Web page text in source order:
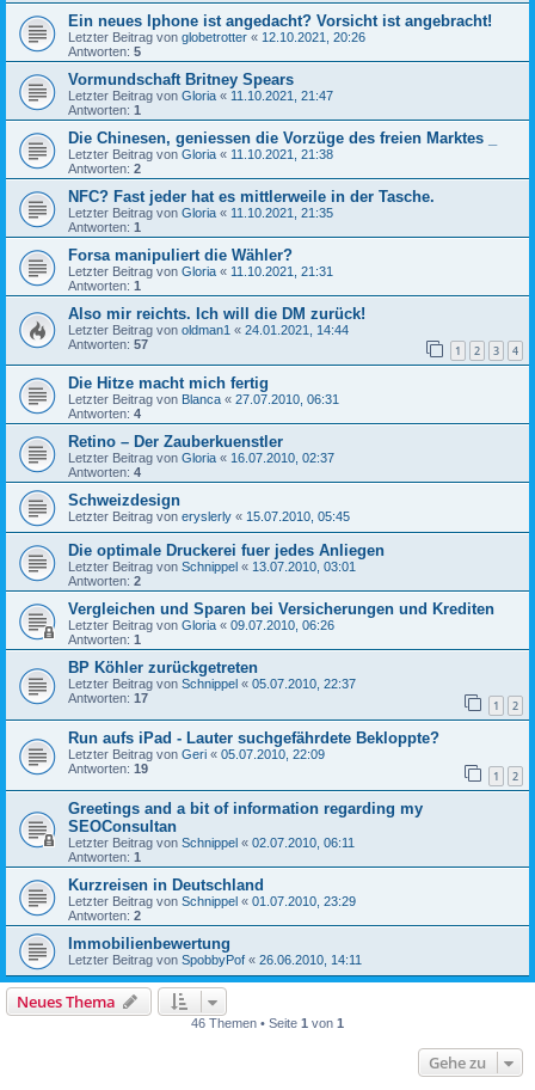
Ein neues Iphone ist angedacht? Vorsicht ist angebracht!
Letzter Beitrag von globetrotter « 12.10.2021, 20:26
Antworten: 5
Vormundschaft Britney Spears
Letzter Beitrag von Gloria « 11.10.2021, 21:47
Antworten: 1
Die Chinesen, geniessen die Vorzüge des freien Marktes _
Letzter Beitrag von Gloria « 11.10.2021, 21:38
Antworten: 2
NFC? Fast jeder hat es mittlerweile in der Tasche.
Letzter Beitrag von Gloria « 11.10.2021, 21:35
Antworten: 1
Forsa manipuliert die Wähler?
Letzter Beitrag von Gloria « 11.10.2021, 21:31
Antworten: 1
Also mir reichts. Ich will die DM zurück!
Letzter Beitrag von oldman1 « 24.01.2021, 14:44
Antworten: 57 1 2 3 4
Die Hitze macht mich fertig
Letzter Beitrag von Blanca « 27.07.2010, 06:31
Antworten: 4
Retino – Der Zauberkuenstler
Letzter Beitrag von Gloria « 16.07.2010, 02:37
Antworten: 4
Schweizdesign
Letzter Beitrag von eryslerly « 15.07.2010, 05:45
Die optimale Druckerei fuer jedes Anliegen
Letzter Beitrag von Schnippel « 13.07.2010, 03:01
Antworten: 2
Vergleichen und Sparen bei Versicherungen und Krediten
Letzter Beitrag von Gloria « 09.07.2010, 06:26
Antworten: 1
BP Köhler zurückgetreten
Letzter Beitrag von Schnippel « 05.07.2010, 22:37
Antworten: 17 1 2
Run aufs iPad - Lauter suchgefährdete Bekloppte?
Letzter Beitrag von Geri « 05.07.2010, 22:09
Antworten: 19 1 2
Greetings and a bit of information regarding my
SEOConsultan
Letzter Beitrag von Schnippel « 02.07.2010, 06:11
Antworten: 1
Kurzreisen in Deutschland
Letzter Beitrag von Schnippel « 01.07.2010, 23:29
Antworten: 2
Immobilienbewertung
Letzter Beitrag von SpobbyPof « 26.06.2010, 14:11
Neues Thema
46 Themen • Seite 1 von 1
Gehe zu